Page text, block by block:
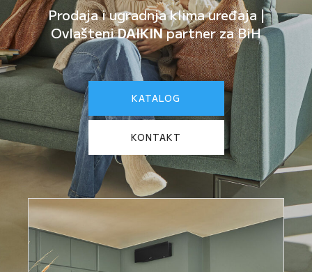
Prodaja i ugradnja klima uređaja |
OvlašteniDAIKINpartner za BiH
KATALOG
KONTAKT